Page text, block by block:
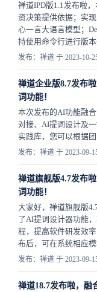
禅道IPD版1.1发布啦
资决策提供依据；实
心一言大语言模型；
持使用命令行进行版
发布：禅道 于 2023-10-
禅道企业版8.7发布
词功能！
本次发布的AI功能融合
对接、AI提词设计及
实践库，您可以根据
发布：禅道 于 2023-09-
禅道旗舰版4.7发布
词功能！
大家好，禅道旗舰版
了AI提词设计器功能
程，提高软件研发效
布后，可在系统相应模
发布：禅道 于 2023-09-
禅道18.7发布啦，融